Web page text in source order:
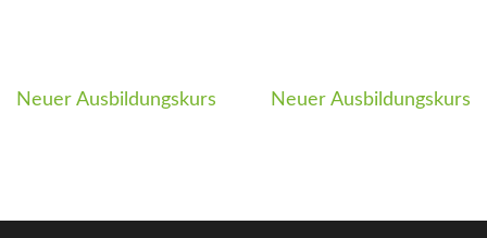
Beitragsnavigation
Neuer Ausbildungskurs Neuer Ausbildungskurs